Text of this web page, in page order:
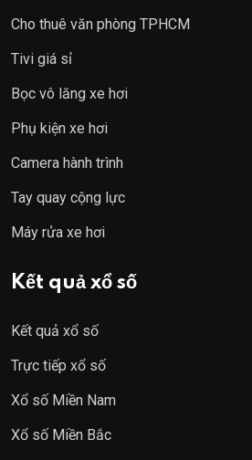
Cho thuê văn phòng TPHCM
Tivi giá sỉ
Bọc vô lăng xe hơi
Phụ kiện xe hơi
Camera hành trình
Tay quay cộng lực
Máy rửa xe hơi
Kết quả xổ số
Kết quả xổ số
Trực tiếp xổ số
Xổ số Miền Nam
Xổ số Miền Bắc